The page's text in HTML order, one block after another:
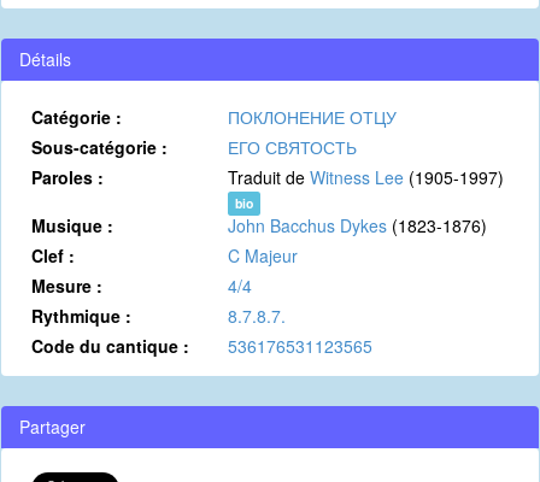
Détails
Catégorie :
ПОКЛОНЕНИЕ ОТЦУ
Sous-catégorie :
ЕГО СВЯТОСТЬ
Paroles :
Traduit de Witness Lee (1905-1997)
bio
Musique : John Bacchus Dykes (1823-1876)
Clef :
C Majeur
Mesure :
4/4
Rythmique :
8.7.8.7.
Code du cantique :
536176531123565
Partager